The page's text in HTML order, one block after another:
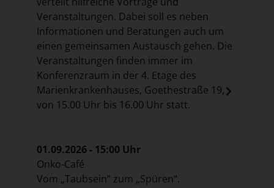
Veranstaltungen. Dabei soll es neben
Informationen und Beratungen auch um
einen gemeinsamen Austausch gehen. Die
Veranstaltungen finden immer im
Konferenzraum in der 4. Etage des
Marienkrankenhauses, Goethestraße 19,
von 15.00 Uhr bis 16.00 Uhr statt.
01.09.2026 - 15:00 Uhr
Onko-Café
Vom „Taubsein“ zum „Spüren“.